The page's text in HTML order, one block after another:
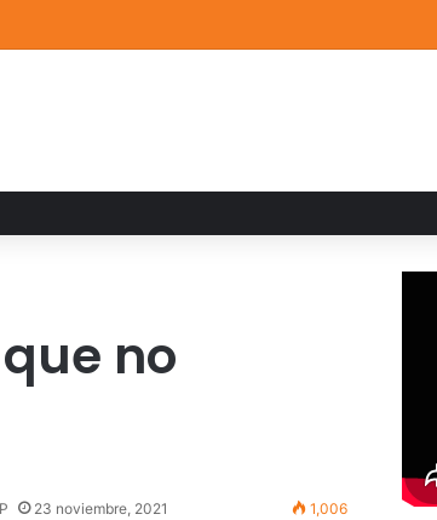
el Mundial de Flag Football en Alemania
no
23 noviembre, 2021 1,006